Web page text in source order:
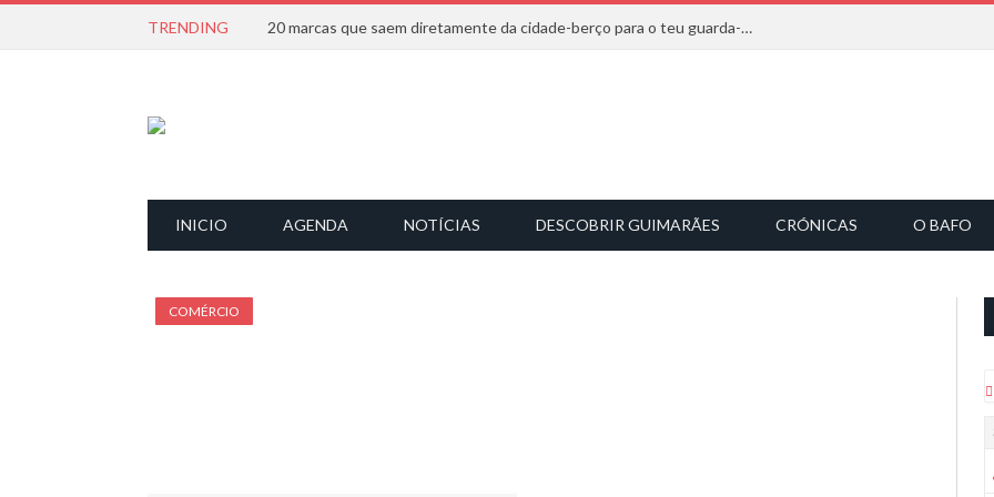
TRENDING 20 marcas que saem diretamente da cidade-berço para o teu guarda-roupa
INICIO AGENDA NOTÍCIAS DESCOBRIR GUIMARÃES CRÓNICAS O BAFO
COMÉRCIO